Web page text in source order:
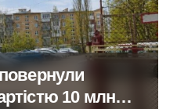
10 млн